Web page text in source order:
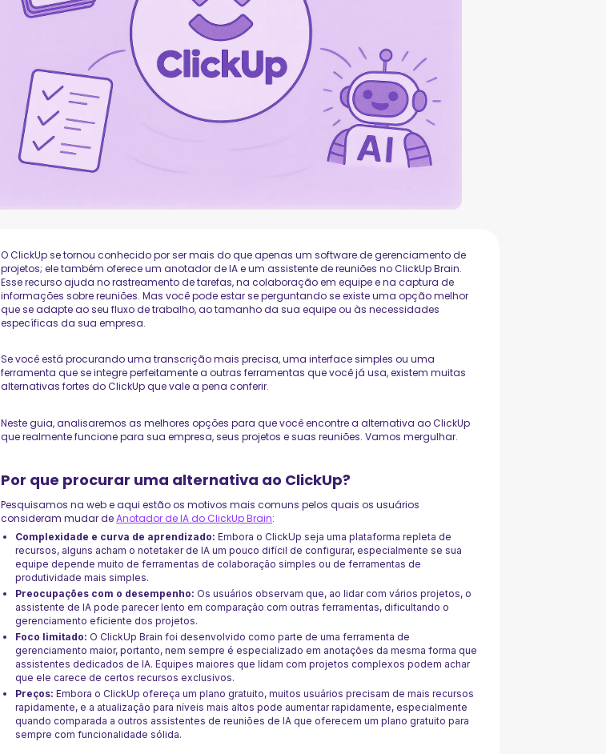
O ClickUp se tornou conhecido por ser mais do que apenas um software de gerenciamento de
projetos; ele também oferece um anotador de IA e um assistente de reuniões no ClickUp Brain.
Esse recurso ajuda no rastreamento de tarefas, na colaboração em equipe e na captura de
informações sobre reuniões. Mas você pode estar se perguntando se existe uma opção melhor
que se adapte ao seu fluxo de trabalho, ao tamanho da sua equipe ou às necessidades
específicas da sua empresa.
Se você está procurando uma transcrição mais precisa, uma interface simples ou uma
ferramenta que se integre perfeitamente a outras ferramentas que você já usa, existem muitas
alternativas fortes do ClickUp que vale a pena conferir.
Neste guia, analisaremos as melhores opções para que você encontre a alternativa ao ClickUp
que realmente funcione para sua empresa, seus projetos e suas reuniões. Vamos mergulhar.
Por que procurar uma alternativa ao ClickUp?
Pesquisamos na web e aqui estão os motivos mais comuns pelos quais os usuários
consideram mudar deAnotador de IA do ClickUp Brain:
Complexidade e curva de aprendizado: Embora o ClickUp seja uma plataforma repleta de
recursos, alguns acham o notetaker de IA um pouco difícil de configurar, especialmente se sua
equipe depende muito de ferramentas de colaboração simples ou de ferramentas de
produtividade mais simples.
Preocupações com o desempenho: Os usuários observam que, ao lidar com vários projetos, o
assistente de IA pode parecer lento em comparação com outras ferramentas, dificultando o
gerenciamento eficiente dos projetos.
Foco limitado: O ClickUp Brain foi desenvolvido como parte de uma ferramenta de
gerenciamento maior, portanto, nem sempre é especializado em anotações da mesma forma que
assistentes dedicados de IA. Equipes maiores que lidam com projetos complexos podem achar
que ele carece de certos recursos exclusivos.
Preços: Embora o ClickUp ofereça um plano gratuito, muitos usuários precisam de mais recursos
rapidamente, e a atualização para níveis mais altos pode aumentar rapidamente, especialmente
quando comparada a outros assistentes de reuniões de IA que oferecem um plano gratuito para
sempre com funcionalidade sólida.